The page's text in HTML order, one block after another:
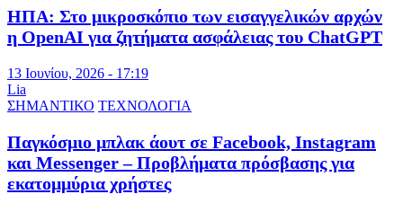
ΗΠΑ: Στο μικροσκόπιο των εισαγγελικών αρχών
η OpenAI για ζητήματα ασφάλειας του ChatGPT
13 Ιουνίου, 2026 - 17:19
Lia
ΣΗΜΑΝΤΙΚΟ ΤΕΧΝΟΛΟΓΙΑ
Παγκόσμιο μπλακ άουτ σε Facebook, Instagram
και Messenger – Προβλήματα πρόσβασης για
εκατομμύρια χρήστες